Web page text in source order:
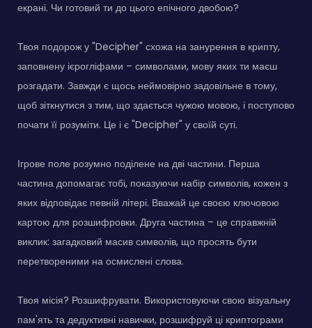
екрані. Чи готовий ти до цього епічного двобою?
Твоя подорож у "Decipher" схожа на занурення в крипту,
заповнену ієрогліфами – символами, мову яких ти маєш
розгадати. Завжди є щось неймовірно задовільне в тому,
щоб зіткнутися з тим, що здається чужою мовою, і поступово
почати її розуміти. Це і є "Decipher" у своїй суті.
Ігрове поле розумно поділене на дві частини. Перша
частина допомагає тобі, показуючи набір символів, кожен з
яких відповідає певній літері. Вважай це своєю ключовою
картою для розшифровки. Друга частина – це справжній
виклик: загадковий масив символів, що просять бути
перетвореними на осмислені слова.
Твоя місія? Розшифрувати. Використовуючи свою візуальну
пам'ять та дедуктивні навички, розшифруй ці криптограми